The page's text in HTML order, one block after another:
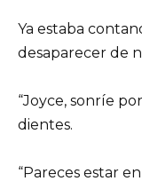
Ya estaba
desaparecer de
“Joyce, sonríe
dientes.
“Pareces estar